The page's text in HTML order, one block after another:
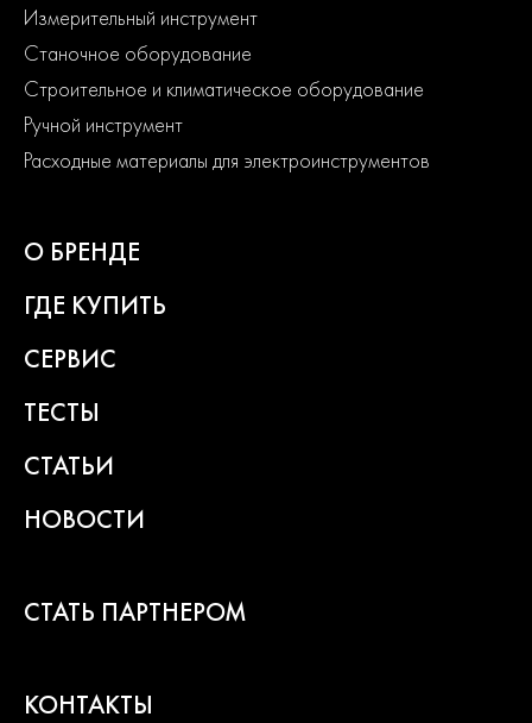
Измерительный инструмент
Станочное оборудование
Строительное и климатическое оборудование
Ручной инструмент
Расходные материалы для электроинструментов
О БРЕНДЕ
ГДЕ КУПИТЬ
СЕРВИС
ТЕСТЫ
СТАТЬИ
НОВОСТИ
СТАТЬ ПАРТНЕРОМ
КОНТАКТЫ